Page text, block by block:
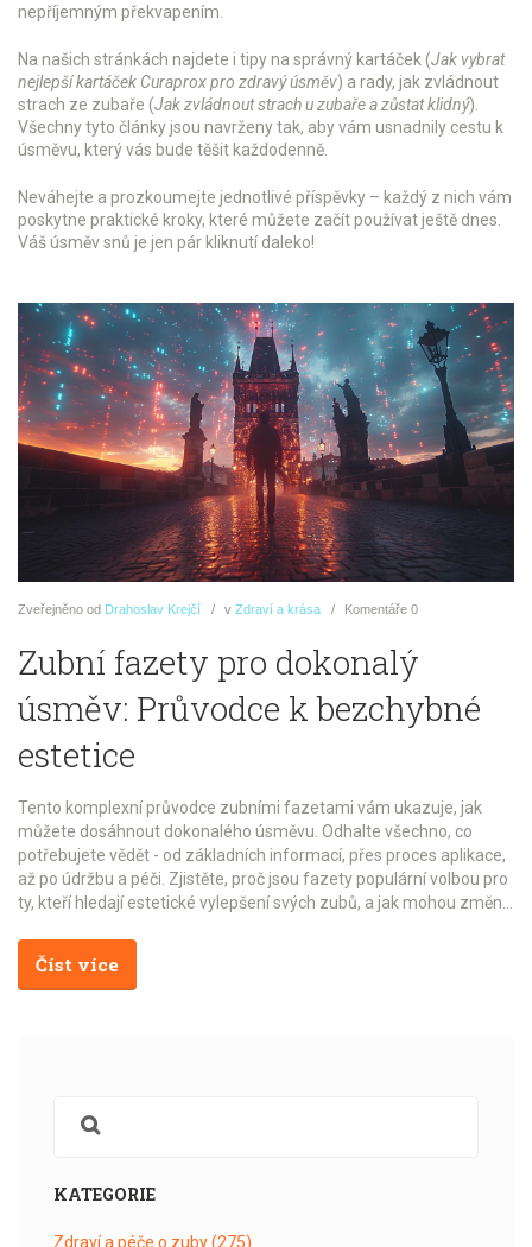
nepříjemným překvapením.
Na našich stránkách najdete i tipy na správný kartáček (Jak vybrat
nejlepší kartáček Curaprox pro zdravý úsměv) a rady, jak zvládnout
strach ze zubaře (Jak zvládnout strach u zubaře a zůstat klidný).
Všechny tyto články jsou navrženy tak, aby vám usnadnily cestu k
úsměvu, který vás bude těšit každodenně.
Neváhejte a prozkoumejte jednotlivé příspěvky – každý z nich vám
poskytne praktické kroky, které můžete začít používat ještě dnes.
Váš úsměv snů je jen pár kliknutí daleko!
Zveřejněno od Drahoslav Krejčí v Zdraví a krása Komentáře 0
Zubní fazety pro dokonalý
úsměv: Průvodce k bezchybné
estetice
Tento komplexní průvodce zubními fazetami vám ukazuje, jak
můžete dosáhnout dokonalého úsměvu. Odhalte všechno, co
potřebujete vědět - od základních informací, přes proces aplikace,
až po údržbu a péči. Zjistěte, proč jsou fazety populární volbou pro
ty, kteří hledají estetické vylepšení svých zubů, a jak mohou změnit
Číst více
KATEGORIE
Zdraví a péče o zuby(275)